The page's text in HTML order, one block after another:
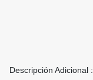
Descripción Adicional :